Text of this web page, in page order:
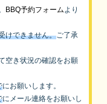
BBQ予約フォームより
けできません。ご了承
空き状況の確認をお願
にお願いします。
にメール連絡をお願いし